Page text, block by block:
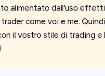
alimentato dall'uso
come voi e me.
il vostro stile di trading